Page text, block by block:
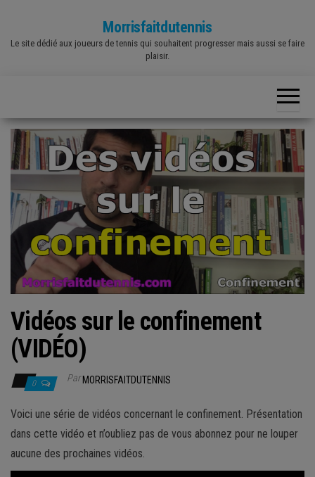
the
Morrisfaitdutennis
Le site dédié aux joueurs de tennis qui souhaitent progresser mais aussi se faire
plaisir.
Vidéos sur le confinement
(VIDÉO)
0 ParMORRISFAITDUTENNIS
Voici une série de vidéos concernant le confinement. Présentation
dans cette vidéo et n’oubliez pas de vous abonnez pour ne louper
aucune des prochaines vidéos.